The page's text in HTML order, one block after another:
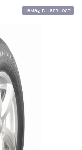
немає в наявності